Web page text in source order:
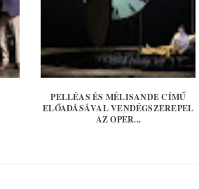
PELLÉAS ÉS MÉLISANDE CÍMŰ
ELŐADÁSÁVAL VENDÉGSZEREPEL
AZ OPER...